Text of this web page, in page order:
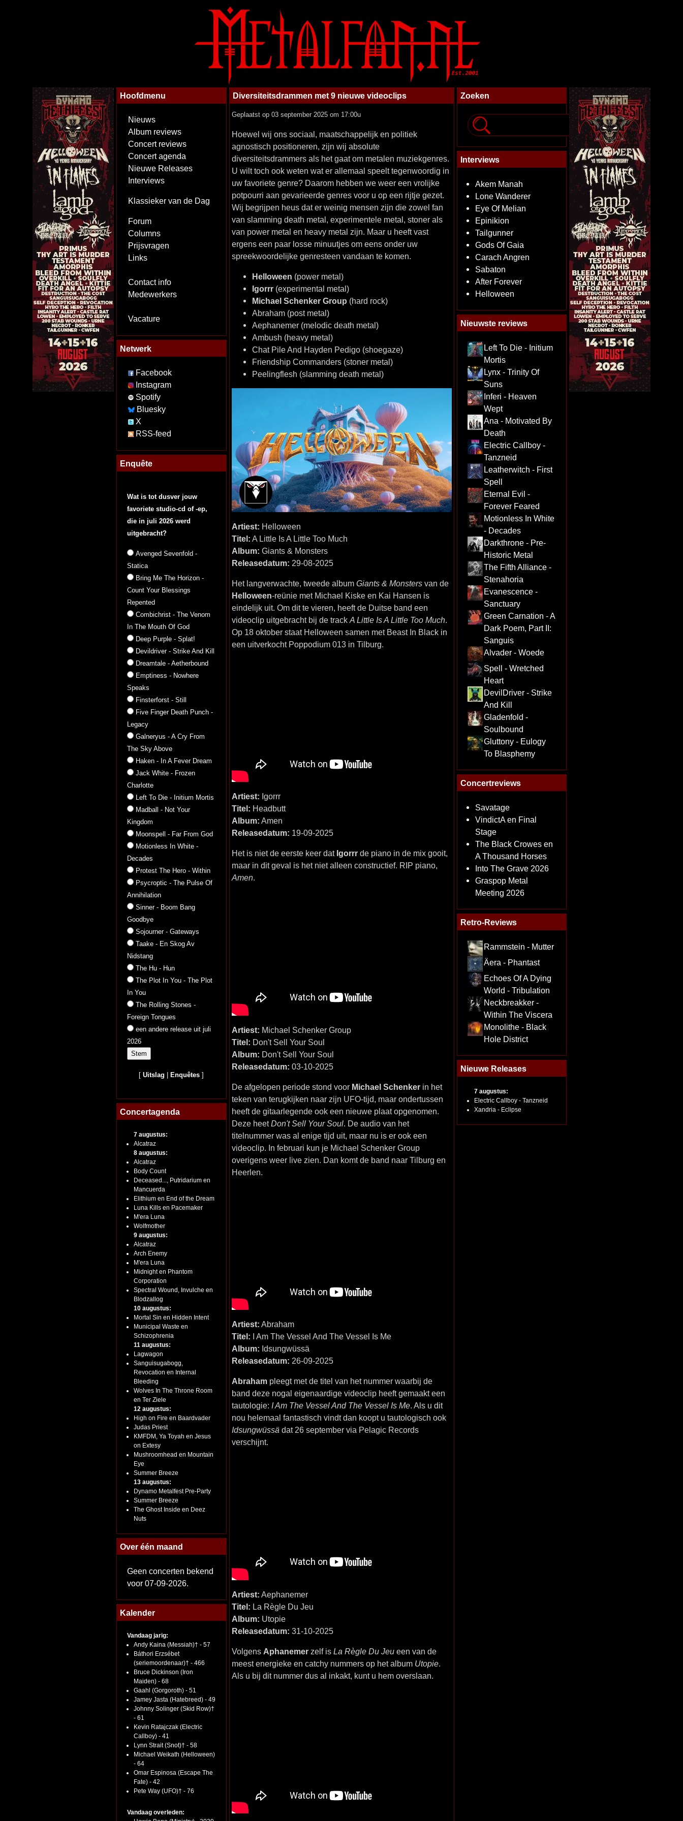
Hoofdmenu
Nieuws
Album reviews
Concert reviews
Concert agenda
Nieuwe Releases
Interviews
Klassieker van de Dag
Forum
Columns
Prijsvragen
Links
Contact info
Medewerkers
Vacature
Netwerk
Facebook
Instagram
Spotify
Bluesky
X
RSS-feed
Enquête
Wat is tot dusver jouw
favoriete studio-cd of -ep,
die in juli 2026 werd
uitgebracht?
Avenged Sevenfold -
Statica
Bring Me The Horizon -
Count Your Blessings
Repented
Combichrist - The Venom
In The Mouth Of God
Deep Purple - Splat!
Devildriver - Strike And Kill
Dreamtale - Aetherbound
Emptiness - Nowhere
Speaks
Finsterforst - Still
Five Finger Death Punch -
Legacy
Galneryus - A Cry From
The Sky Above
Haken - In A Fever Dream
Jack White - Frozen
Charlotte
Left To Die - Initium Mortis
Madball - Not Your
Kingdom
Moonspell - Far From God
Motionless In White -
Decades
Protest The Hero - Within
Psycroptic - The Pulse Of
Annihilation
Sinner - Boom Bang
Goodbye
Sojourner - Gateways
Taake - En Skog Av
Nidstang
The Hu - Hun
The Plot In You - The Plot
In You
The Rolling Stones -
Foreign Tongues
een andere release uit juli
2026
[Uitslag Enquêtes ]
Concertagenda
7 augustus:
Alcatraz
8 augustus:
Alcatraz
Body Count
Deceased..., Putridarium en
Mancuerda
Elithium en End of the Dream
Luna Kills en Pacemaker
M'era Luna
Wolfmother
9 augustus:
Alcatraz
Arch Enemy
M'era Luna
Midnight en Phantom
Corporation
Spectral Wound, Invulche en
Blodzallog
10 augustus:
Mortal Sin en Hidden Intent
Municipal Waste en
Schizophrenia
11 augustus:
Lagwagon
Sanguisugabogg,
Revocation en Internal
Bleeding
Wolves In The Throne Room
en Ter Ziele
12 augustus:
High on Fire en Baardvader
Judas Priest
KMFDM, Ya Toyah en Jesus
on Extesy
Mushroomhead en Mountain
Eye
Summer Breeze
13 augustus:
Dynamo Metalfest Pre-Party
Summer Breeze
The Ghost Inside en Deez
Nuts
Over één maand
Geen concerten bekend
voor 07-09-2026.
Kalender
Vandaag jarig:
Andy Kaina (Messiah)† - 57
Báthori Erzsébet
(seriemoordenaar)† - 466
Bruce Dickinson (Iron
Maiden) - 68
Gaahl (Gorgoroth) - 51
Jamey Jasta (Hatebreed) - 49
Johnny Solinger (Skid Row)†
- 61
Kevin Ratajczak (Electric
Callboy) - 41
Lynn Strait (Snot)† - 58
Michael Weikath (Helloween)
- 64
Omar Espinosa (Escape The
Fate) - 42
Pete Way (UFO)† - 76
Vandaag overleden:
Diversiteitsdrammen met 9 nieuwe videoclips
Geplaatst op 03 september 2025 om 17:00u
Hoewel wij ons sociaal, maatschappelijk en politiek
agnostisch positioneren, zijn wij absolute
diversiteitsdrammers als het gaat om metalen muziekgenres.
U wilt toch ook weten wat er allemaal speelt tegenwoordig in
uw favoriete genre? Daarom hebben we weer een vrolijke
potpourri aan gevarieerde genres voor u op een rijtje gezet.
Wij begrijpen heus dat er weinig mensen zijn die zowel fan
van slamming death metal, experimentele metal, stoner als
van power metal en heavy metal zijn. Maar u heeft vast
ergens een paar losse minuutjes om eens onder uw
spreekwoordelijke genresteen vandaan te komen.
Helloween (power metal)
Igorrr(experimental metal)
Michael Schenker Group (hard rock)
Abraham (post metal)
Aephanemer (melodic death metal)
Ambush (heavy metal)
Chat Pile And Hayden Pedigo (shoegaze)
Friendship Commanders (stoner metal)
Peelingflesh (slamming death metal)
Artiest: Helloween
Titel: A Little Is A Little Too Much
Album: Giants & Monsters
Releasedatum: 29-08-2025
Het langverwachte, tweede album Giants & Monstersvan de
Helloween-reünie met Michael Kiske en Kai Hansen is
eindelijk uit. Om dit te vieren, heeft de Duitse band een
videoclip uitgebracht bij de track A Little Is A Little Too Much.
Op 18 oktober staat Helloween samen met Beast In Black in
een uitverkocht Poppodium 013 in Tilburg.
Artiest: Igorrr
Titel: Headbutt
Album: Amen
Releasedatum: 19-09-2025
Het is niet de eerste keer dat Igorrrde piano in de mix gooit,
maar in dit geval is het niet alleen constructief. RIP piano,
Amen.
Artiest: Michael Schenker Group
Titel: Don't Sell Your Soul
Album: Don't Sell Your Soul
Releasedatum: 03-10-2025
De afgelopen periode stond voor Michael Schenkerin het
teken van terugkijken naar zijn UFO-tijd, maar ondertussen
heeft de gitaarlegende ook een nieuwe plaat opgenomen.
Deze heetDon't Sell Your Soul. De audio van het
titelnummer was al enige tijd uit, maar nu is er ook een
videoclip. In februari kun je Michael Schenker Group
overigens weer live zien. Dan komt de band naar Tilburg en
Heerlen.
Artiest: Abraham
Titel: I Am The Vessel And The Vessel Is Me
Album: Idsungwüssä
Releasedatum: 26-09-2025
Abrahampleegt met de titel van het nummer waarbij de
band deze nogal eigenaardige videoclip heeft gemaakt een
tautologie: I Am The Vessel And The Vessel Is Me. Als u dit
nou helemaal fantastisch vindt dan koopt u tautologisch ook
Idsungwüssä dat 26 september via Pelagic Records
verschijnt.
Artiest: Aephanemer
Titel: La Règle Du Jeu
Album: Utopie
Releasedatum: 31-10-2025
Volgens Aphanemerzelf is La Règle Du Jeueen van de
meest energieke en catchy nummers op het album Utopie.
Als u bij dit nummer dus al inkakt, kunt u hem overslaan.
Zoeken
Interviews
Akem Manah
Lone Wanderer
Eye Of Melian
Epinikion
Tailgunner
Gods Of Gaia
Carach Angren
Sabaton
After Forever
Helloween
Nieuwste reviews
Left To Die - Initium
Mortis
Lynx - Trinity Of
Suns
Inferi - Heaven
Wept
Ana - Motivated By
Death
Electric Callboy -
Tanzneid
Leatherwitch - First
Spell
Eternal Evil -
Forever Feared
Motionless In White
- Decades
Darkthrone - Pre-
Historic Metal
The Fifth Alliance -
Stenahoria
Evanescence -
Sanctuary
Green Carnation - A
Dark Poem, Part II:
Sanguis
Alvader - Woede
Spell - Wretched
Heart
DevilDriver - Strike
And Kill
Gladenfold -
Soulbound
Gluttony - Eulogy
To Blasphemy
Concertreviews
Savatage
VindictA en Final
Stage
The Black Crowes en
A Thousand Horses
Into The Grave 2026
Graspop Metal
Meeting 2026
Retro-Reviews
Rammstein - Mutter
Äera - Phantast
Echoes Of A Dying
World - Tribulation
Neckbreakker -
Within The Viscera
Monolithe - Black
Hole District
Nieuwe Releases
7 augustus:
Electric Callboy - Tanzneid
Xandria - Eclipse